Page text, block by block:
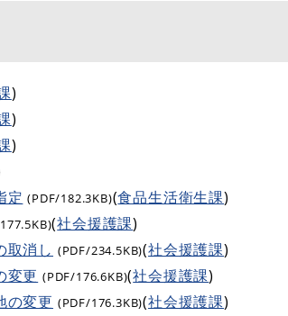
)
)
)
定 (PDF/182.3KB)(食品生活衛生課)
(社会援護課)
取消し (PDF/234.5KB)(社会援護課)
変更 (PDF/176.6KB)(社会援護課)
の変更 (PDF/176.3KB)(社会援護課)